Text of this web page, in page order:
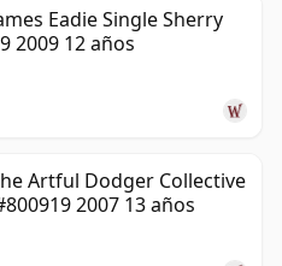
Eadie Single Sherry
2009 12 años
Artful Dodger Collective
2007 13 años